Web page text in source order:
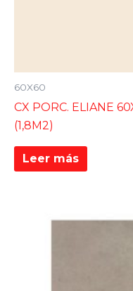
60X60
CX PORC. ELIANE
(1,8M2)
Leer más